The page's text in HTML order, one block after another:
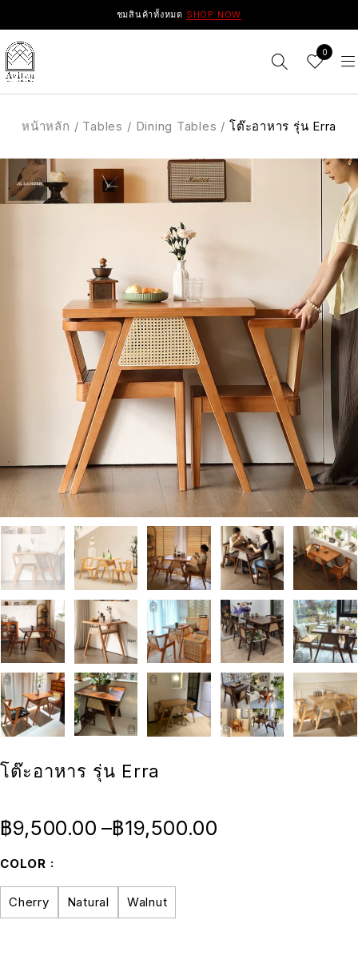
ชมสินค้าทั้งหมด SHOP NOW
0
หน้าหลัก / Tables / Dining Tables / โต๊ะอาหาร รุ่น Erra
โต๊ะอาหาร รุ่น Erra
฿9,500.00 –฿19,500.00
COLOR
Cherry Natural Walnut